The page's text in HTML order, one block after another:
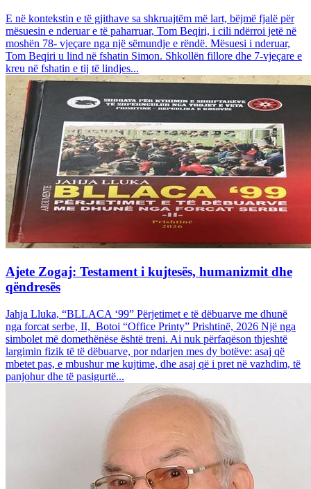
E në kontekstin e të gjithave sa shkruajtëm më lart, bëjmë fjalë për
mësuesin e nderuar e të paharruar, Tom Beqiri, i cili ndërroi jetë në
moshën 78- vjeçare nga një sëmundje e rëndë. Mësuesi i nderuar,
Tom Beqiri u lind në fshatin Simon. Shkollën fillore dhe 7-vjeçare e
kreu në fshatin e tij të lindjes...
Ajete Zogaj: Testament i kujtesës, humanizmit dhe
qëndresës
Jahja Lluka, “BLLACA ‘99” Përjetimet e të dëbuarve me dhunë
nga forcat serbe, II, Botoi “Office Printy” Prishtinë, 2026 Një nga
simbolet më domethënëse është treni. Ai nuk përfaqëson thjeshtë
largimin fizik të të dëbuarve, por ndarjen mes dy botëve: asaj që
mbetet pas, e mbushur me kujtime, dhe asaj që i pret në vazhdim, të
panjohur dhe të pasigurtë...